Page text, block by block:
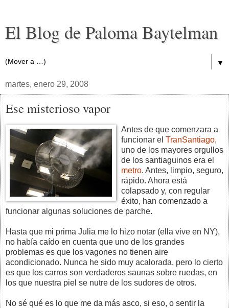
El Blog de Paloma Baytelman
▼
martes, enero 29, 2008
Ese misterioso vapor
Antes de que comenzara a
funcionar el TranSantiago,
uno de los mayores orgullos
de los santiaguinos era el
metro. Antes, limpio, seguro,
rápido. Ahora está
colapsado y, con regular
éxito, han comenzado a
funcionar algunas soluciones de parche.
Hasta que mi prima Julia me lo hizo notar (ella vive en NY),
no había caído en cuenta que uno de los grandes
problemas es que los vagones no tienen aire
acondicionado. Nunca he sido muy acalorada, pero lo cierto
es que los carros son verdaderos saunas sobre ruedas, en
los que nuestra piel se nutre de los sudores de otros.
No sé qué es lo que me da más asco, si eso, o sentir la